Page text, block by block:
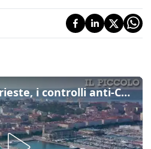
Costa Deliziosa a Trieste, i controlli anti-Covid prima dell'imbarco